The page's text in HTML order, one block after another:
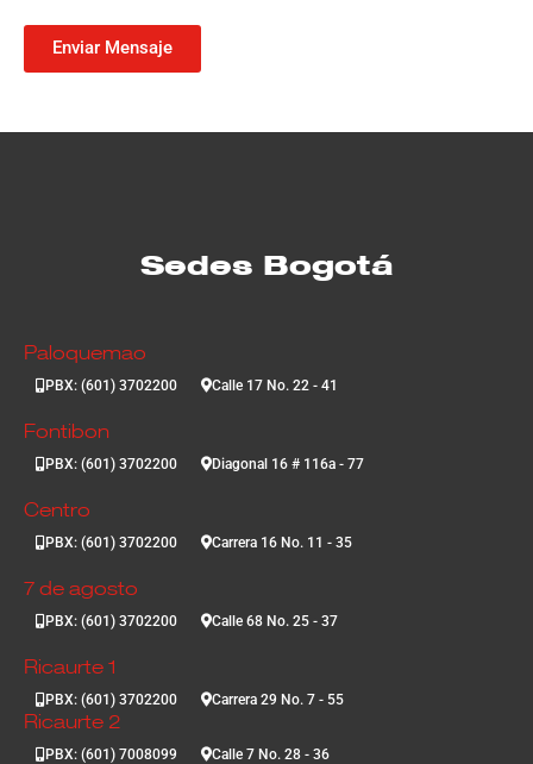
Enviar Mensaje
Sedes Bogotá
Paloquemao
PBX: (601) 3702200 Calle 17 No. 22 - 41
Fontibon
PBX: (601) 3702200 Diagonal 16 # 116a - 77
Centro
PBX: (601) 3702200 Carrera 16 No. 11 - 35
7 de agosto
PBX: (601) 3702200 Calle 68 No. 25 - 37
Ricaurte 1
PBX: (601) 3702200 Carrera 29 No. 7 - 55
Ricaurte 2
PBX: (601) 7008099 Calle 7 No. 28 - 36